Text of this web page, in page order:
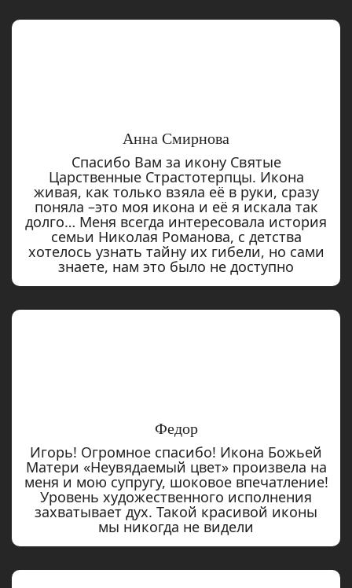
Анна Смирнова
Спасибо Вам за икону Святые
Царственные Страстотерпцы. Икона
живая, как только взяла её в руки, сразу
поняла –это моя икона и её я искала так
долго… Меня всегда интересовала история
семьи Николая Романова, с детства
хотелось узнать тайну их гибели, но сами
знаете, нам это было не доступно
Федор
Игорь! Огромное спасибо! Икона Божьей
Матери «Неувядаемый цвет» произвела на
меня и мою супругу, шоковое впечатление!
Уровень художественного исполнения
захватывает дух. Такой красивой иконы
мы никогда не видели